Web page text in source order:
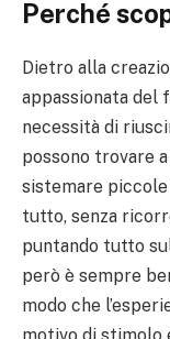
Perché
Dietro alla
appassionata del
necessità di
possono trovare
sistemare
tutto, senza
puntando tutto
però è sempre
modo che